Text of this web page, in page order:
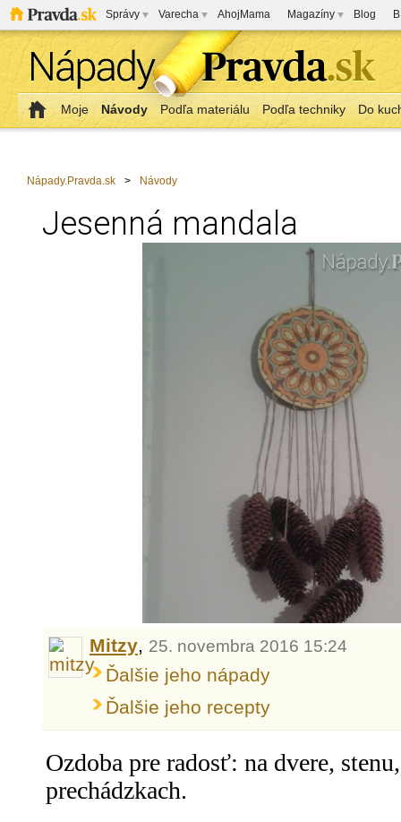
Správy Varecha AhojMama Magazíny Blog
Moje Návody Podľa materiálu Podľa techniky Do
Nápady.Pravda.sk > Návody
Jesenná mandala
Mitzy, 25. novembra 2016 15:24
Ďalšie jeho nápady
Ďalšie jeho recepty
Ozdoba pre radosť: na dvere,
prechádzkach.